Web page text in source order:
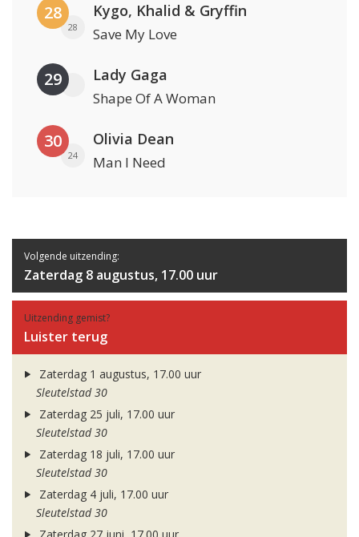
28
28
Kygo, Khalid & Gryffin
Save My Love
29 Lady Gaga
Shape Of A Woman
30
24
Olivia Dean
Man I Need
Volgende uitzending:
Zaterdag 8 augustus, 17.00 uur
Uitzending gemist?
Luister terug
Zaterdag 1 augustus, 17.00 uur
Sleutelstad 30
Zaterdag 25 juli, 17.00 uur
Sleutelstad 30
Zaterdag 18 juli, 17.00 uur
Sleutelstad 30
Zaterdag 4 juli, 17.00 uur
Sleutelstad 30